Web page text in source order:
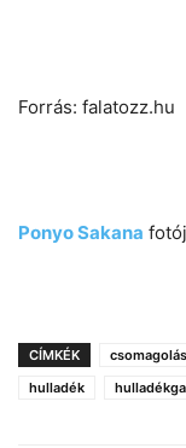
Forrás: falatozz.hu
Ponyo Sakana
CÍMKÉK csomagolás
hulladék